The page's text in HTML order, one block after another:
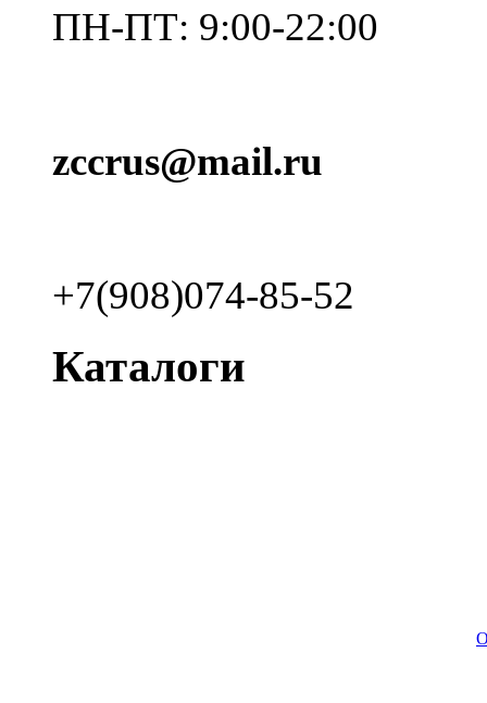
ПН-ПТ: 9:00-22:00
zccrus@mail.ru
+7(908)074-85-52
Каталоги